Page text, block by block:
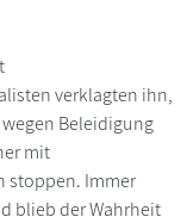
verklagten ihn,
Beleidigung
mit
stoppen. Immer
blieb der Wahrheit